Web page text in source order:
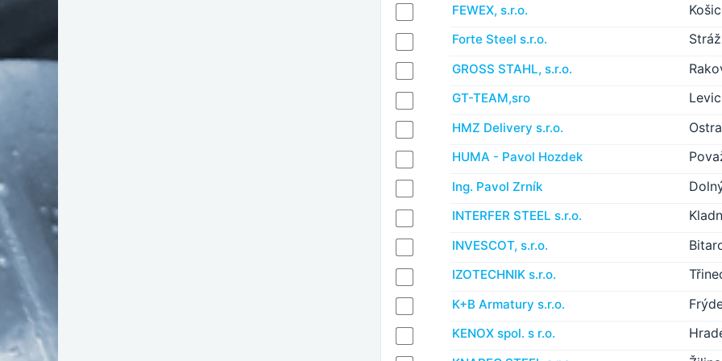
FEWEX, s.r.o.
Forte Steel s.r.o.
GROSS STAHL, s.r.o.
GT-TEAM,sro
HMZ Delivery s.r.o.
HUMA - Pavol Hozdek
Ing. Pavol Zrník
INTERFER STEEL s.r.o.
INVESCOT, s.r.o.
IZOTECHNIK s.r.o.
K+B Armatury s.r.o.
KENOX spol. s r.o.